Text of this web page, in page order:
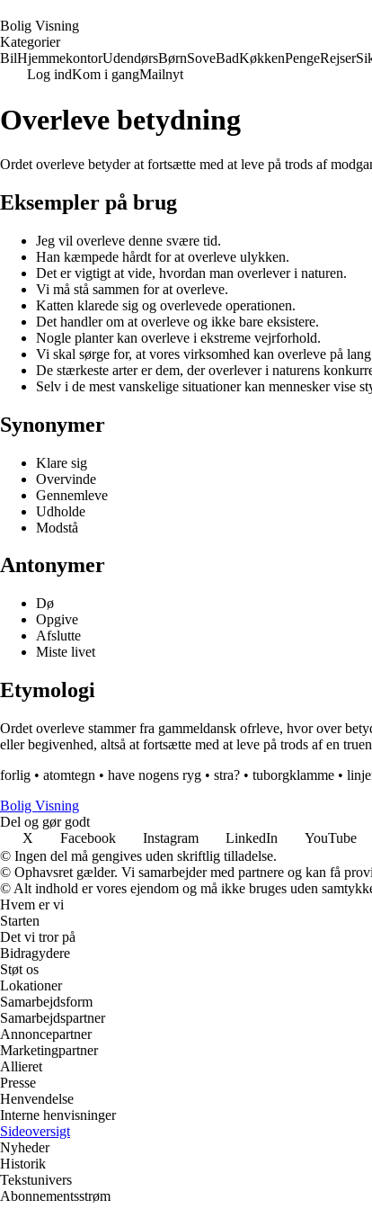
Bolig Visning
Kategorier
BilHjemmekontorUdendørsBørnSoveBadKøkkenPengeRejser
Log indKom i gangMailnyt
Overleve betydning
Ordet overleve betyder at fortsætte med at leve på trods af
Eksempler på brug
Jeg vil overleve denne svære tid.
Han kæmpede hårdt for at overleve ulykken.
Det er vigtigt at vide, hvordan man overlever i naturen.
Vi må stå sammen for at overleve.
Katten klarede sig og overlevede operationen.
Det handler om at overleve og ikke bare eksistere.
Nogle planter kan overleve i ekstreme vejrforhold.
Vi skal sørge for, at vores virksomhed kan overleve på
De stærkeste arter er dem, der overlever i naturens
Selv i de mest vanskelige situationer kan mennesker vise
Synonymer
Klare sig
Overvinde
Gennemleve
Udholde
Modstå
Antonymer
Dø
Opgive
Afslutte
Miste livet
Etymologi
Ordet overleve stammer fra gammeldansk ofrleve, hvor over
eller begivenhed, altså at fortsætte med at leve på trods af en
forlig • atomtegn • have nogens ryg • stra? • tuborgklamme •
Bolig Visning
Del og gør godt
X
Facebook Instagram LinkedIn YouTube
© Ingen del må gengives uden skriftlig tilladelse.
© Ophavsret gælder. Vi samarbejder med partnere og kan få
© Alt indhold er vores ejendom og må ikke bruges uden
Hvem er vi
Starten
Det vi tror på
Bidragydere
Støt os
Lokationer
Samarbejdsform
Samarbejdspartner
Annoncepartner
Marketingpartner
Allieret
Presse
Henvendelse
Interne henvisninger
Sideoversigt
Nyheder
Historik
Tekstunivers
Abonnementsstrøm